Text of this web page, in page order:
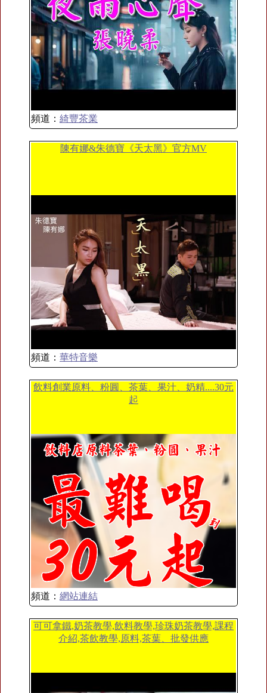
頻道： 綺豐茶業
陳有娜&朱德寶《天太黑》官方MV
頻道： 華特音樂
飲料創業原料、粉圓、茶葉、果汁、奶精....30元
起
頻道： 網站連結
可可拿鐵,奶茶教學,飲料教學,珍珠奶茶教學,課程
介紹,茶飲教學,原料,茶葉、批發供應